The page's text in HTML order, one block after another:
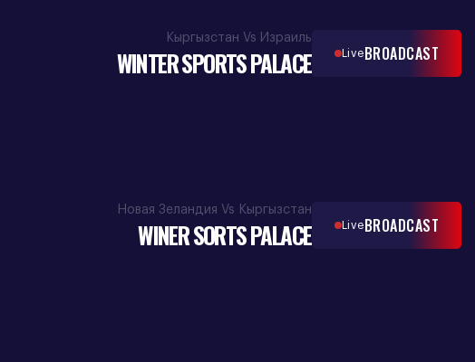
Кыргызстан Vs Израиль
WINTER SPORTS PALACE LiveBROADCAST
Новая Зеландия Vs Кыргызстан
WINER SORTS PALACE LiveBROADCAST